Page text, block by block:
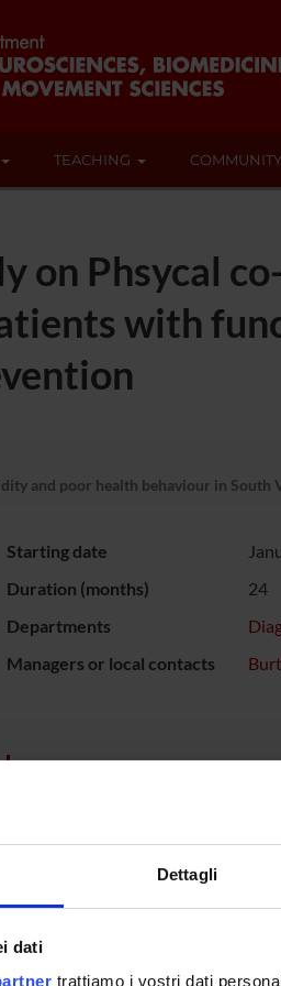
Dettagli
dati
trattiamo i vostri dati
TEACHING
on Phsycal
with
and poor health behaviour in
Starting date
Duration (months)
24
Departments
Managers or local contacts